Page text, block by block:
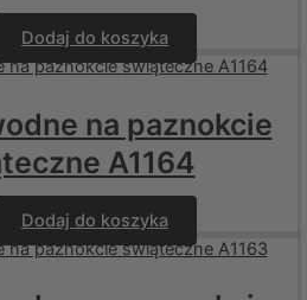
Dodaj do koszyka
na paznokcie
A1164
Dodaj do koszyka